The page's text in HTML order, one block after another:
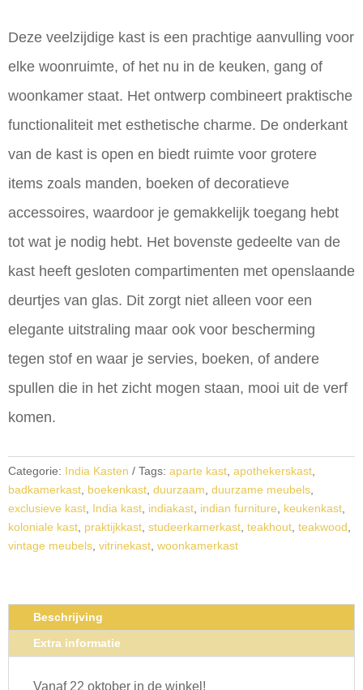
Deze veelzijdige kast is een prachtige aanvulling voor
elke woonruimte, of het nu in de keuken, gang of
woonkamer staat. Het ontwerp combineert praktische
functionaliteit met esthetische charme. De onderkant
van de kast is open en biedt ruimte voor grotere
items zoals manden, boeken of decoratieve
accessoires, waardoor je gemakkelijk toegang hebt
tot wat je nodig hebt. Het bovenste gedeelte van de
kast heeft gesloten compartimenten met openslaande
deurtjes van glas. Dit zorgt niet alleen voor een
elegante uitstraling maar ook voor bescherming
tegen stof en waar je servies, boeken, of andere
spullen die in het zicht mogen staan, mooi uit de verf
komen.
Categorie: India Kasten Tags: aparte kast apothekerskast
badkamerkast boekenkast duurzaam duurzame meubels
exclusieve kast India kast indiakast indian furniture keukenkast
koloniale kast praktijkkast studeerkamerkast teakhout teakwood
vintage meubels vitrinekast woonkamerkast
Beschrijving
Extra informatie
Vanaf 22 oktober in de winkel!